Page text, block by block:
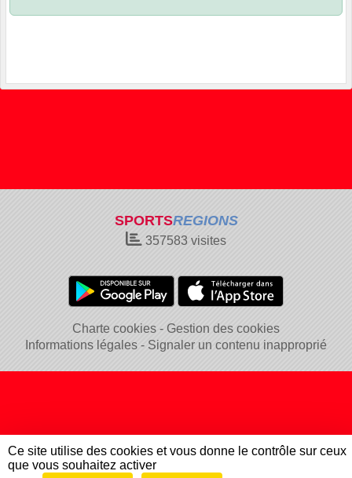
SPORTSREGIONS
357583 visites
Charte cookies
Gestion des cookies
Informations légales
Signaler un contenu inapproprié
Ce site utilise des cookies et vous donne le contrôle sur ceux
que vous souhaitez activer